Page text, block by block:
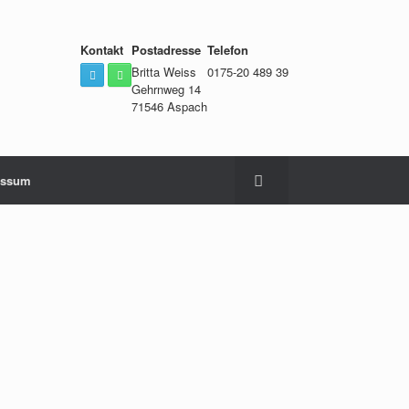
Kontakt Postadresse
Britta Weiss
Gehrnweg 14
71546 Aspach
Telefon
0175-20 489 39